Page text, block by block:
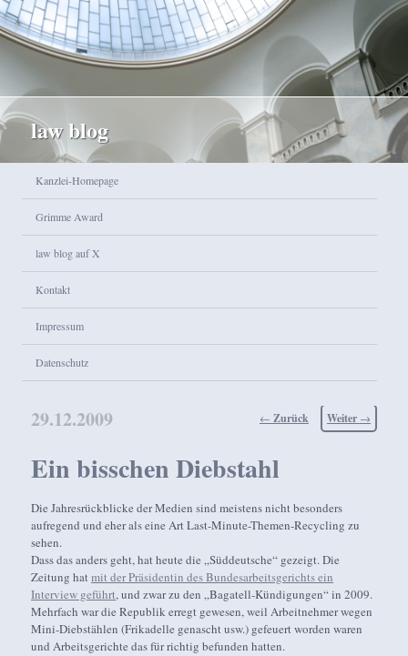
law blog
Zum Inhalt wechseln
Zum sekundären Inhalt wechseln
Kanzlei-Homepage
Grimme Award
law blog auf X
Kontakt
Impressum
Datenschutz
Beitragsnavigation
← Zurück Weiter →
Ein bisschen Diebstahl
29.12.2009
Die Jahresrückblicke der Medien sind meistens nicht besonders
aufregend und eher als eine Art Last-Minute-Themen-Recycling zu
sehen.
Dass das anders geht, hat heute die „Süddeutsche“ gezeigt. Die
Zeitung hatmit der Präsidentin des Bundesarbeitsgerichts ein
Interview geführt, und zwar zu den „Bagatell-Kündigungen“ in 2009.
Mehrfach war die Republik erregt gewesen, weil Arbeitnehmer wegen
Mini-Diebstählen (Frikadelle genascht usw.) gefeuert worden waren
und Arbeitsgerichte das für richtig befunden hatten.